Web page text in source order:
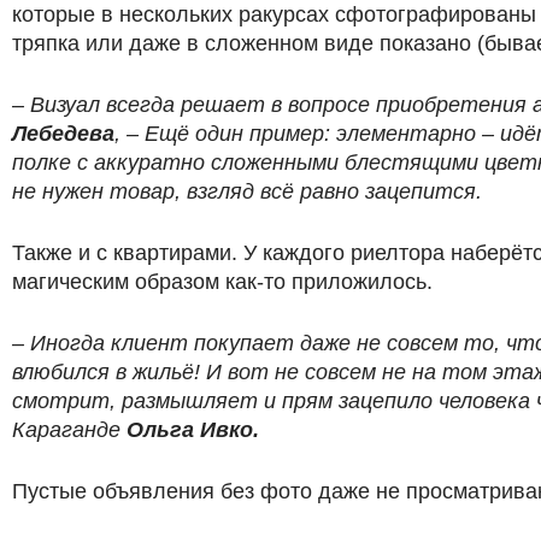
которые в нескольких ракурсах
тряпка или даже в сложенном виде показано
– Визуал всегда решает в вопросе
Лебедева, – Ещё один пример: элементарно –
полке с аккуратно сложенными блестящими
не нужен товар, взгляд всё равно зацепится.
Также и с квартирами. У каждого риелтора
магическим образом как-то приложилось.
– Иногда клиент покупает даже не совсем то,
влюбился в жильё! И вот не совсем не на том
смотрит, размышляет и прям зацепило
Караганде Ольга Ивко.
Пустые объявления без фото даже не